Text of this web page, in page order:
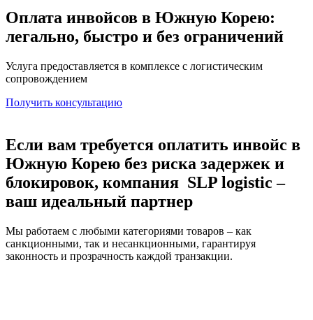
Оплата инвойсов в Южную Корею:
легально, быстро и без ограничений
Услуга предоставляется в комплексе с логистическим
сопровождением
Получить консультацию
Если вам требуется оплатить инвойс в
Южную Корею без риска задержек и
блокировок, компания SLP logistic –
ваш идеальный партнер
Мы работаем с любыми категориями товаров – как
санкционными, так и несанкционными, гарантируя
законность и прозрачность каждой транзакции.